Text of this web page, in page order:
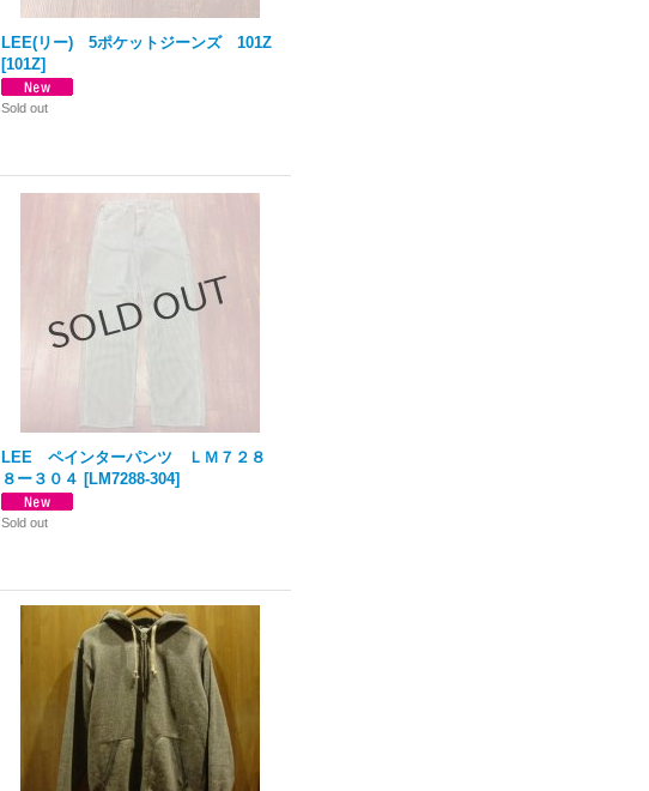
LEE(リー) 5ポケットジーンズ 101Z
[101Z]
Sold out
LEE ペインターパンツ ＬＭ７２８
８ー３０４ [LM7288-304]
Sold out